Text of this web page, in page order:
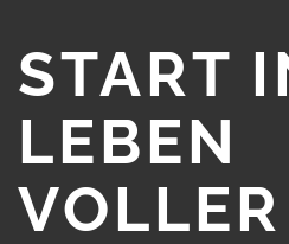
START
LEBEN
VOLLER